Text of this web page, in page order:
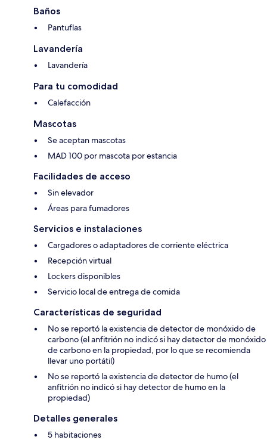
Baños
Pantuflas
Lavandería
Lavandería
Para tu comodidad
Calefacción
Mascotas
Se aceptan mascotas
MAD 100 por mascota por estancia
Facilidades de acceso
Sin elevador
Áreas para fumadores
Servicios e instalaciones
Cargadores o adaptadores de corriente eléctrica
Recepción virtual
Lockers disponibles
Servicio local de entrega de comida
Características de seguridad
No se reportó la existencia de detector de monóxido de
carbono (el anfitrión no indicó si hay detector de monóxido
de carbono en la propiedad, por lo que se recomienda
llevar uno portátil)
No se reportó la existencia de detector de humo (el
anfitrión no indicó si hay detector de humo en la
propiedad)
Detalles generales
5 habitaciones